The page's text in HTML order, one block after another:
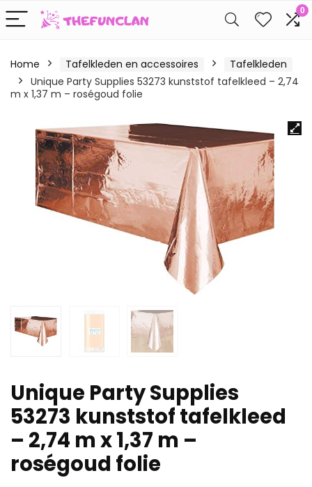
0
Home Tafelkleden en accessoires
Tafelkleden
Unique Party Supplies 53273 kunststof tafelkleed – 2,74
m x 1,37 m – roségoud folie
Unique Party Supplies
53273 kunststof tafelkleed
– 2,74 m x 1,37 m –
roségoud folie